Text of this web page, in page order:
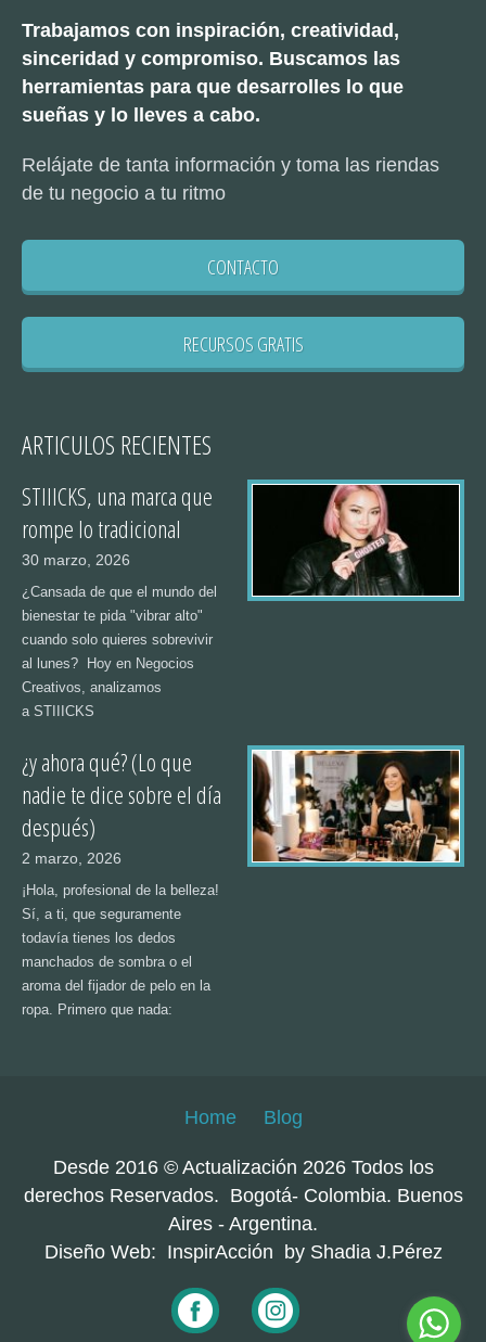
Trabajamos con inspiración, creatividad,
sinceridad y compromiso. Buscamos las
herramientas para que desarrolles lo que
sueñas y lo lleves a cabo.
Relájate de tanta información y toma las riendas
de tu negocio a tu ritmo
CONTACTO
RECURSOS GRATIS
ARTICULOS RECIENTES
STIIICKS, una marca que
rompe lo tradicional
30 marzo, 2026
¿Cansada de que el mundo del
bienestar te pida "vibrar alto"
cuando solo quieres sobrevivir
al lunes? Hoy en Negocios
Creativos, analizamos
a STIIICKS
¿y ahora qué? (Lo que
nadie te dice sobre el día
después)
2 marzo, 2026
¡Hola, profesional de la belleza!
Sí, a ti, que seguramente
todavía tienes los dedos
manchados de sombra o el
aroma del fijador de pelo en la
ropa. Primero que nada:
Home Blog
Desde 2016 © Actualización 2026 Todos los
derechos Reservados. Bogotá- Colombia. Buenos
Aires - Argentina.
Diseño Web: InspirAcción by Shadia J.Pérez